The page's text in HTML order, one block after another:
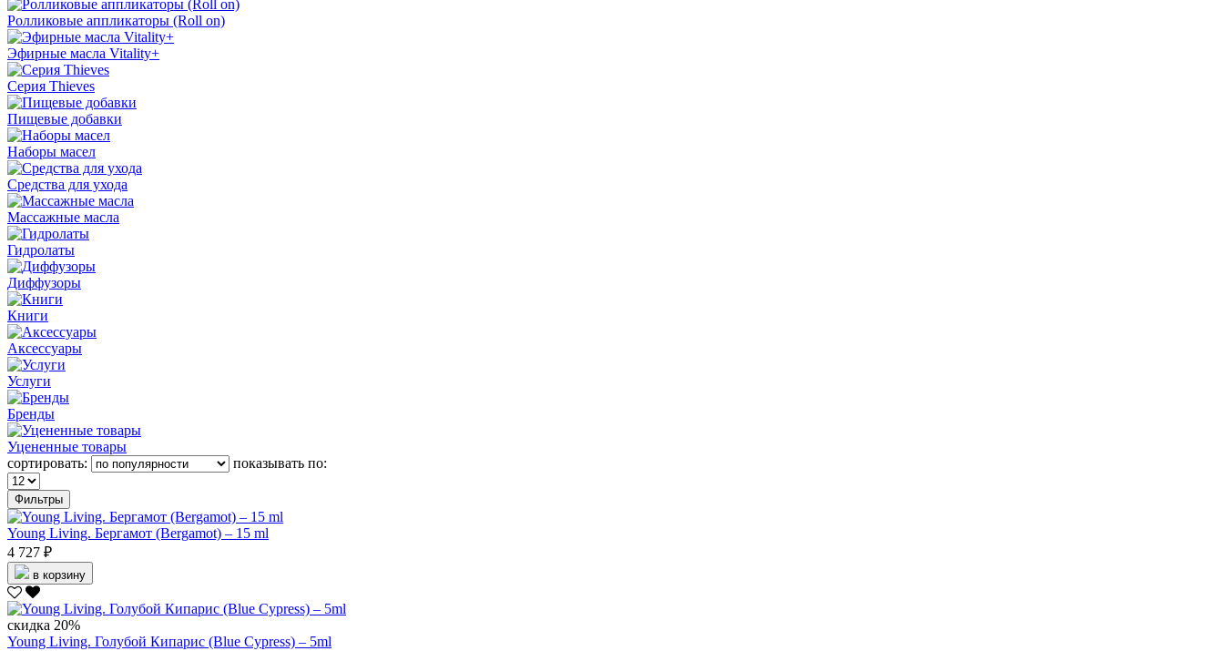
Ролликовые аппликаторы (Roll on)
Эфирные масла Vitality+
Серия Thieves
Пищевые добавки
Наборы масел
Средства для ухода
Массажные масла
Гидролаты
Диффузоры
Книги
Аксессуары
Услуги
Бренды
Уцененные товары
сортировать:
показывать по:
Фильтры
Young Living. Бергамот (Bergamot) – 15 ml
4 727 ₽
в корзину
скидка 20%
Young Living. Голубой Кипарис (Blue Cypress) – 5ml